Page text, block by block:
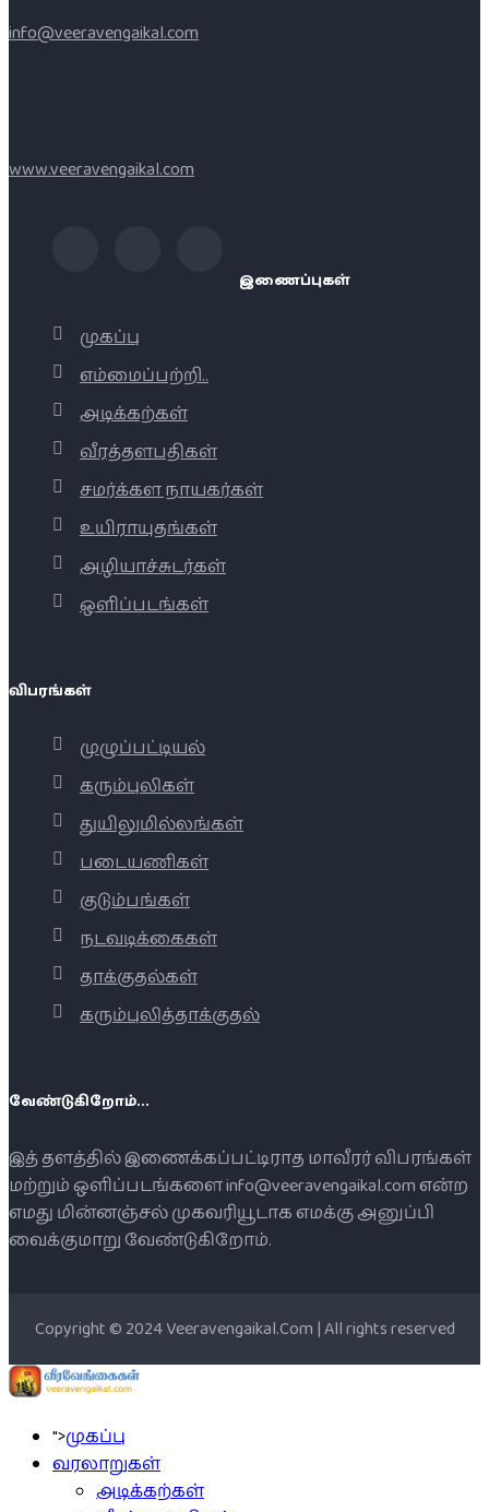
info@veeravengaikal.com
www.veeravengaikal.com
இணைப்புகள்
முகப்பு
எம்மைப்பற்றி..
அடிக்கற்கள்
வீரத்தளபதிகள்
சமர்க்கள நாயகர்கள்
உயிராயுதங்கள்
அழியாச்சுடர்கள்
ஒளிப்படங்கள்
விபரங்கள்
முழுப்பட்டியல்
கரும்புலிகள்
துயிலுமில்லங்கள்
படையணிகள்
குடும்பங்கள்
நடவடிக்கைகள்
தாக்குதல்கள்
கரும்புலித்தாக்குதல்
வேண்டுகிறோம்...
இத் தளத்தில் இணைக்கப்பட்டிராத மாவீரர் விபரங்கள்
மற்றும் ஒளிப்படங்களை info@veeravengaikal.com என்ற
எமது மின்னஞ்சல் முகவரியூடாக எமக்கு அனுப்பி
வைக்குமாறு வேண்டுகிறோம்.
Copyright © 2024 Veeravengaikal.Com | All rights reserved
">முகப்பு
வரலாறுகள்
அடிக்கற்கள்